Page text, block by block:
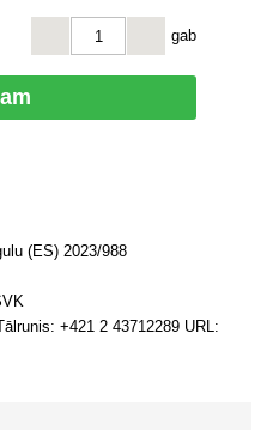
gab
(ES) 2023/988
+421 2 43712289 URL: